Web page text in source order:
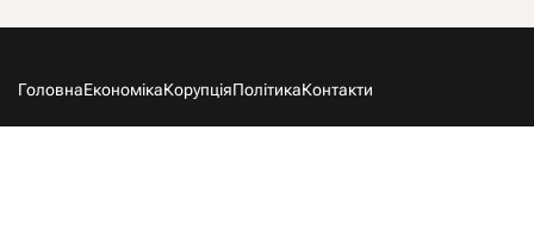
ГоловнаЕкономікаКорупціяПолітикаКонтакти